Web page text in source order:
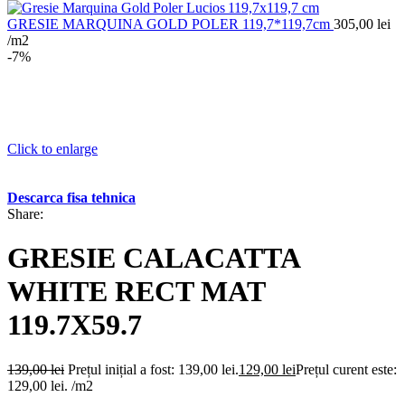
GRESIE MARQUINA GOLD POLER 119,7*119,7cm 305,00 lei
/m2
-7%
Click to enlarge
Descarca fisa tehnica
Share:
GRESIE CALACATTA
WHITE RECT MAT
119.7X59.7
139,00lei Prețul inițial a fost: 139,00 lei.129,00 leiPrețul curent este:
129,00 lei. /m2